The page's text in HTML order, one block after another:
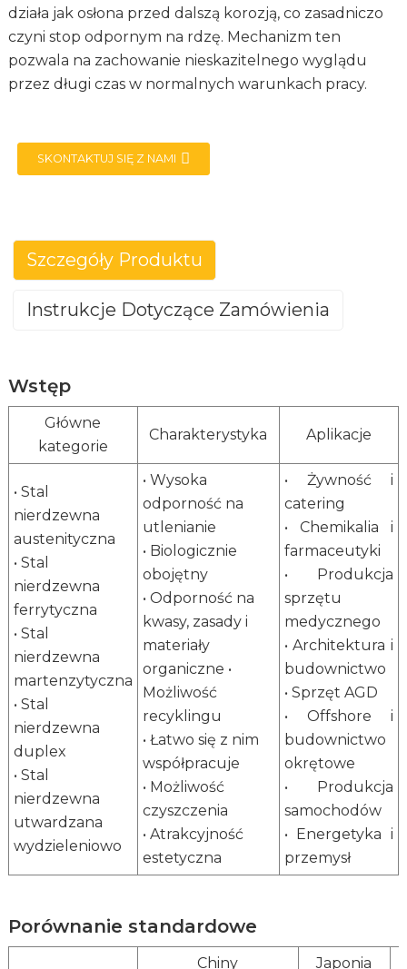
działa jak osłona przed dalszą korozją, co zasadniczo
czyni stop odpornym na rdzę. Mechanizm ten
pozwala na zachowanie nieskazitelnego wyglądu
przez długi czas w normalnych warunkach pracy.
SKONTAKTUJ SIĘ Z NAMI
Szczegóły Produktu
Instrukcje Dotyczące Zamówienia
Wstęp
Główne
kategorie
Charakterystyka Aplikacje
• Stal
nierdzewna
austenityczna
• Stal
nierdzewna
ferrytyczna
• Stal
nierdzewna
martenzytyczna
• Stal
nierdzewna
duplex
• Stal
nierdzewna
utwardzana
wydzieleniowo
• Wysoka
odporność na
utlenianie
• Biologicznie
obojętny
• Odporność na
kwasy, zasady i
materiały
organiczne •
Możliwość
recyklingu
• Łatwo się z nim
współpracuje
• Możliwość
czyszczenia
• Atrakcyjność
estetyczna
• Żywność i
catering
• Chemikalia i
farmaceutyki
• Produkcja
sprzętu
medycznego
• Architektura i
budownictwo
• Sprzęt AGD
• Offshore i
budownictwo
okrętowe
• Produkcja
samochodów
• Energetyka i
przemysł
Porównanie standardowe
Chiny
Japonia
Marka
TSINGSHAN YJGF
Standard
JIS BSEN ASTM GB/T
Zakres
rozmiarów
Klasyfikacja
Grubość Szerokość
(mm)
Płyta ze stali
nierdzewnej
180–250 800–1600
Blacha ze
stali
nierdzewnej
walcowanej
na gorąco
10–80 914～1600
Blacha ze
stali
nierdzewnej
walcowanej
na gorąco w
zwojach
2,0–16 800–1600
Blacha ze
stali
nierdzewnej
na zimno w
zwojach